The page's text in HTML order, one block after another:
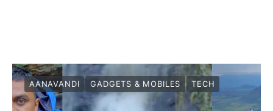
AANAVANDI GADGETS & MOBILES TECH